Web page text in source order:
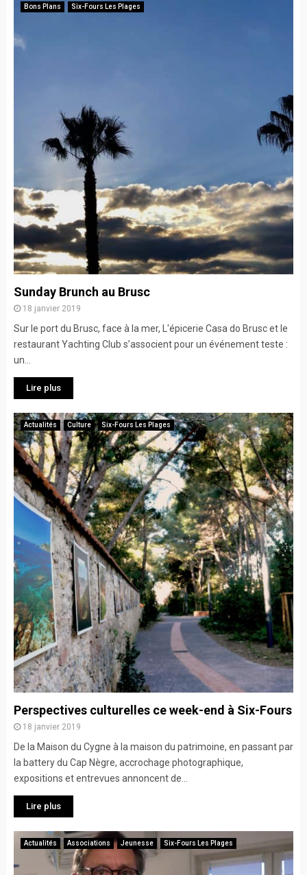
Bons Plans Six-Fours Les Plages
Sunday Brunch au Brusc
18 janvier 2019
Sur le port du Brusc, face à la mer, L'épicerie Casa do Brusc et le
restaurant Yachting Club s’associent pour un événement teste :
un...
Lire plus
Actualités Culture Six-Fours Les Plages
Perspectives culturelles ce week-end à Six-Fours
18 janvier 2019
De la Maison du Cygne à la maison du patrimoine, en passant par
la battery du Cap Nègre, accrochage photographique,
expositions et entrevues annoncent de...
Lire plus
Actualités Associations Jeunesse Six-Fours Les Plages